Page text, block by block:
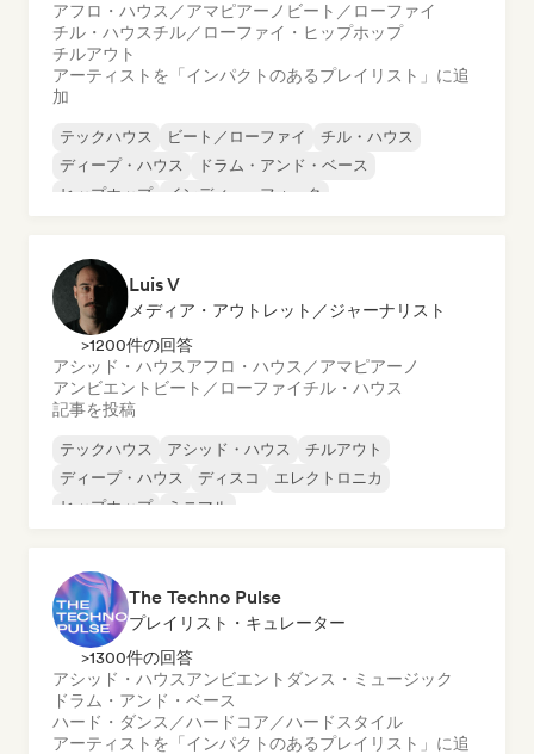
アフロ・ハウス／アマピアーノ ビート／ローファイ
チル・ハウスチル／ローファイ・ヒップホップ
チルアウト
アーティストを「インパクトのあるプレイリスト」に追
加
テックハウス ビート／ローファイ
チル・ハウス
ディープ・ハウス
ドラム・アンド・ベース
ヒップホップ
インディー・フォーク
Luis V
メディア・アウトレット／ジャーナリスト
>1200件の回答
アシッド・ハウスアフロ・ハウス／アマピアーノ
アンビエント ビート／ローファイチル・ハウス
記事を投稿
テックハウス アシッド・ハウス
チルアウト
ディープ・ハウス
ディスコ
エレクトロニカ
ヒップホップ
ミニマル
The Techno Pulse
プレイリスト・キュレーター
>1300件の回答
アシッド・ハウスアンビエント ダンス・ミュージック
ドラム・アンド・ベース
ハード・ダンス／ハードコア／ハードスタイル
アーティストを「インパクトのあるプレイリスト」に追